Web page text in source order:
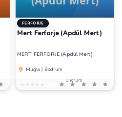
FERFORJE
Mert Ferforje (Apdül Mert)
MERT FERFORJE (Apdül Mert)
Muğla / Bodrum
★★★★★
★★★★★
0 Yorum